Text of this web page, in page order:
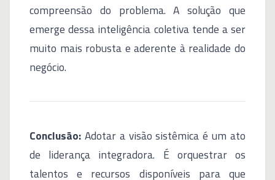
compreensão do problema. A solução que
emerge dessa inteligência coletiva tende a ser
muito mais robusta e aderente à realidade do
negócio.
Conclusão: Adotar a visão sistêmica é um ato
de liderança integradora. É orquestrar os
talentos e recursos disponíveis para que